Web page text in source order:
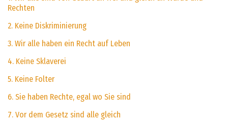
Rechten
2. Keine Diskriminierung
3. Wir alle haben ein Recht auf Leben
4. Keine Sklaverei
5. Keine Folter
6. Sie haben Rechte, egal wo Sie sind
7. Vor dem Gesetz sind alle gleich